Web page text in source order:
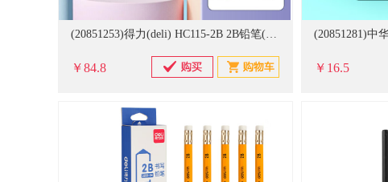
(20851253)得力(deli) HC115-2B 2B铅笔(30支/筒) 2筒装 书写铅笔(单位：组)
￥84.8 ￥16.5